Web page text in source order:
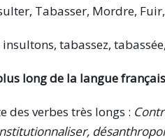
Tabasser, Mordre,
tabassez,
long de la langue
des verbes très longs :